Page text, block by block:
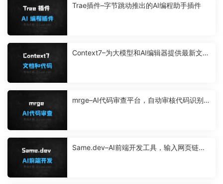
Trae插件–字节跳动推出的AI编程助手插件
Context7–为大模型和AI编辑器提供最新文档
mrge–AI代码审查平台，自动审核代码识别问
Same.dev–AI前端开发工具，输入网页链